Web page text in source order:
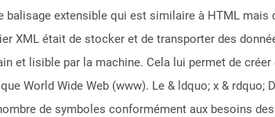
balisage extensible qui est similaire à HTML
XML était de stocker et de transporter des
et lisible par la machine. Cela lui permet de
World Wide Web (www). Le & ldquo; x &
de symboles conformément aux besoins